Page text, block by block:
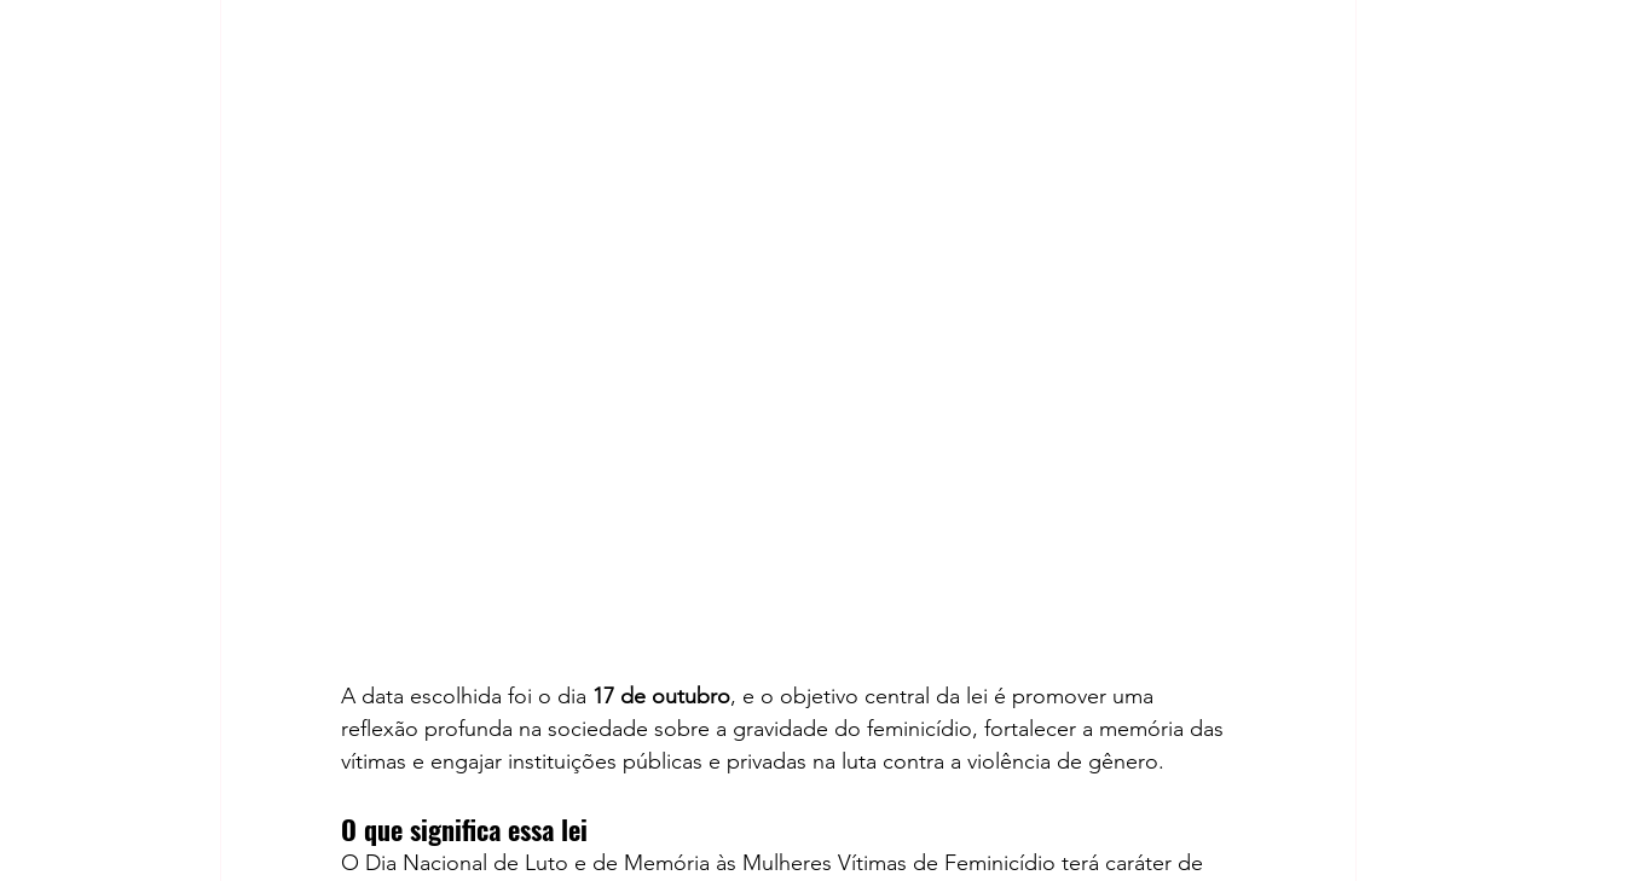
A data escolhida foi o dia 17 de outubro, e o objetivo central da lei é promover uma
reflexão profunda na sociedade sobre a gravidade do feminicídio, fortalecer a memória das
vítimas e engajar instituições públicas e privadas na luta contra a violência de gênero.
O que significa essa lei
O Dia Nacional de Luto e de Memória às Mulheres Vítimas de Feminicídio terá caráter de